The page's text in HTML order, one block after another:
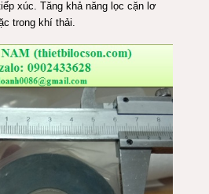
xúc. Tăng khả năng lọc cặn lơ
trong khí thải.